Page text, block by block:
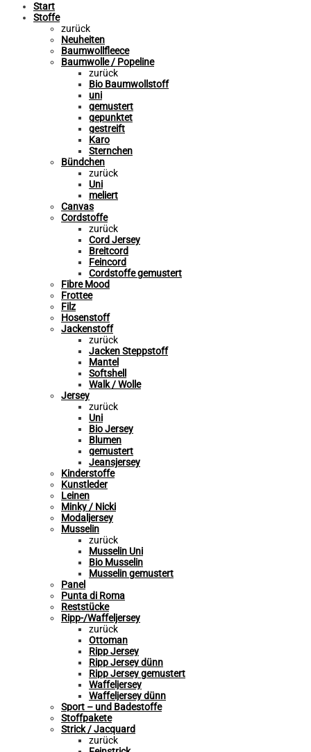
Start
Stoffe
zurück
Neuheiten
Baumwollfleece
Baumwolle / Popeline
zurück
Bio Baumwollstoff
uni
gemustert
gepunktet
gestreift
Karo
Sternchen
Bündchen
zurück
Uni
meliert
Canvas
Cordstoffe
zurück
Cord Jersey
Breitcord
Feincord
Cordstoffe gemustert
Fibre Mood
Frottee
Filz
Hosenstoff
Jackenstoff
zurück
Jacken Steppstoff
Mantel
Softshell
Walk / Wolle
Jersey
zurück
Uni
Bio Jersey
Blumen
gemustert
Jeansjersey
Kinderstoffe
Kunstleder
Leinen
Minky / Nicki
Modaljersey
Musselin
zurück
Musselin Uni
Bio Musselin
Musselin gemustert
Panel
Punta di Roma
Reststücke
Ripp-/Waffeljersey
zurück
Ottoman
Ripp Jersey
Ripp Jersey dünn
Ripp Jersey gemustert
Waffeljersey
Waffeljersey dünn
Sport – und Badestoffe
Stoffpakete
Strick / Jacquard
zurück